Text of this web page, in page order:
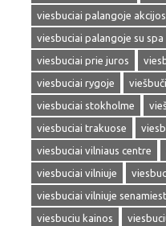
viesbuciai palangoje akcijos
viesbuciai palangoje su spa
viesbuciai prie juros
viesbuciai rygoje
viesbuciai stokholme
viesbuciai trakuose
viesbuciai vilniaus centre
viesbuciai vilniuje
viesbuciai vilniuje
viesbuciu kainos